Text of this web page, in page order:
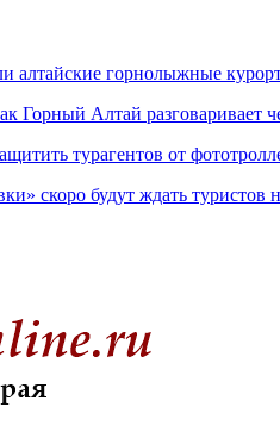
алтайские горнолыжные
Горный Алтай разговаривает
турагентов от
скоро будут ждать туристов